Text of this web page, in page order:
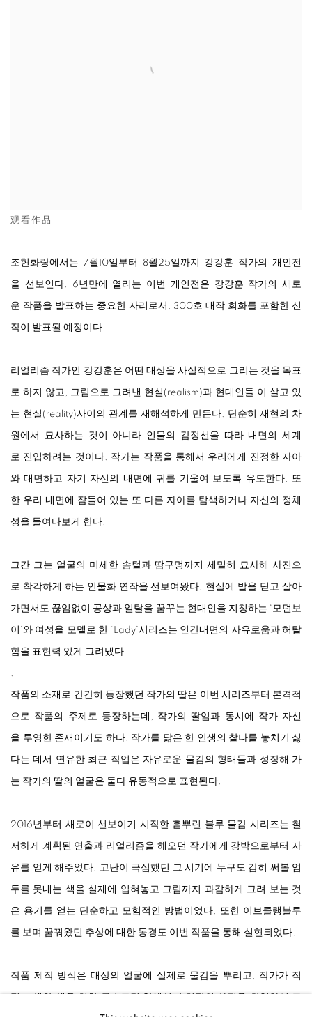
观看作品
조현화랑에서는 7월 10일부터 8월 25일까지 강강훈 작가의 개인전
을 선보인다. 6년만에 열리는 이번 개인전은 강강훈 작가의 새 로
운 작품을 발표하는 중요한 자리로서 , 300호 대작 회화를 포함한 신
작이 발표될 예정이다.
리얼리즘 작가인 강강훈은 어떤 대상을 사실적으로 그리는 것을 목표
로 하지 않고, 그림으로 그려낸 현실 (realism)과 현대인들 이 살고 있
는 현실 (reality)사이의 관계를 재해석하게 만든다. 단순히 재현의 차
원에서 묘사하는 것이 아니라 인물의 감정선을 따라 내면의 세계
로 진입하려는 것이다. 작가는 작품을 통해서 우리에게 진정한 자아
와 대면하고 자기 자신의 내면에 귀를 기울여 보도록 유도한다. 또
한 우리 내면에 잠들어 있는 또 다른 자아를 탐색하거나 자신의 정체
성을 들여다보게 한다.
그간 그는 얼굴의 미세한 솜털과 땀구멍까지 세밀히 묘사해 사진으
로 착각하게 하는 인물화 연작을 선보여왔다. 현실에 발을 딛고 살아
가면서도 끊임없이 공상과 일탈을 꿈꾸는 현대인을 지칭하는 ‘모던보
이 ’와 여성을 모델로 한 ‘Lady’시리즈는 인간내면의 자유로움과 허탈
함을 표현력 있게 그려냈다
.
작품의 소재로 간간히 등장했던 작가의 딸은 이번 시리즈부터 본격적
으로 작품의 주제로 등장하는데 , 작가의 딸임과 동시에 작가 자신
을 투영한 존재이기도 하다. 작가를 닮은 한 인생의 찰나를 놓치기 싫
다는 데서 연유한 최근 작업은 자유로운 물감의 형태들과 성장해 가
는 작가의 딸의 얼굴은 둘다 유동적으로 표현된다.
2016년부터 새로이 선보이기 시작한 흩뿌린 블루 물감 시리즈는 철
저하게 계획된 연출과 리얼리즘을 해오던 작가에게 강박으로부터 자
유를 얻게 해주었다. 고난이 극심했던 그 시기에 누구도 감히 써볼 엄
두를 못내는 색을 실재에 입혀놓고 그림까지 과감하게 그려 보는 것
은 용기를 얻는 단순하고 모험적인 방법이었다. 또한 이브클랭블루
를 보며 꿈꿔왔던 추상에 대한 동경도 이번 작품을 통해 실현되었다.
작품 제작 방식은 대상의 얼굴에 실제로 물감을 뿌리고, 작가가 직
접 조색한 색을 칠한 롤스크린 앞에서 수천장의 사진을 촬영하여 그